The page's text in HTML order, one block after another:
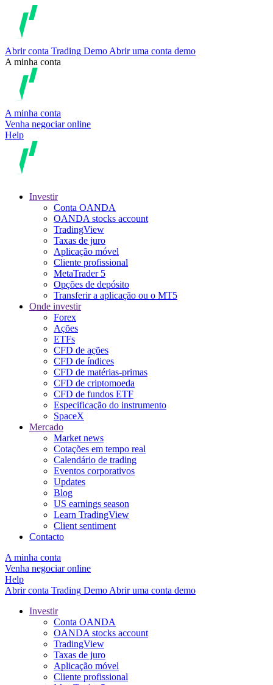
Abrir conta Trading Demo Abrir uma conta demo
A minha conta
A minha conta
Venha negociar online
Help
Investir
Conta OANDA
OANDA stocks account
TradingView
Taxas de juro
Aplicação móvel
Cliente profissional
MetaTrader 5
Opções de depósito
Transferir a aplicação ou o MT5
Onde investir
Forex
Ações
ETFs
CFD de ações
CFD de índices
CFD de matérias-primas
CFD de criptomoeda
CFD de fundos ETF
Especificação do instrumento
SpaceX
Mercado
Market news
Cotações em tempo real
Calendário de trading
Eventos corporativos
Updates
Blog
US earnings season
Learn TradingView
Client sentiment
Contacto
A minha conta
Venha negociar online
Help
Abrir conta Trading Demo Abrir uma conta demo
Investir
Conta OANDA
OANDA stocks account
TradingView
Taxas de juro
Aplicação móvel
Cliente profissional